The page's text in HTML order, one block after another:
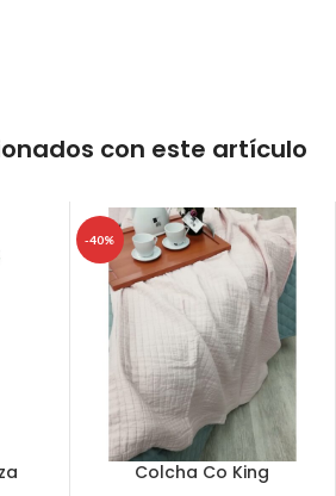
con este artículo
-40%
Colcha Co King